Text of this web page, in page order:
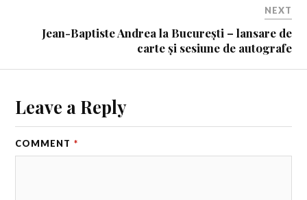
NEXT
Jean-Baptiste Andrea la București – lansare de
carte și sesiune de autografe
Leave a Reply
COMMENT *